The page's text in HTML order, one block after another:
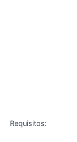
Requisitos: